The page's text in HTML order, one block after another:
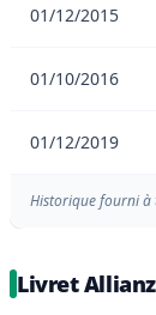
01/12/2015
01/10/2016
01/12/2019
Historique fourni
Livret